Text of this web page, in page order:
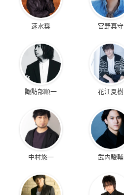
速水奨 宮野真守
諏訪部順一 花江夏樹
中村悠一 武内駿輔